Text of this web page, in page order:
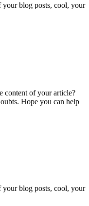
your blog posts, cool, your
content of your article?
Hope you can help
your blog posts, cool, your